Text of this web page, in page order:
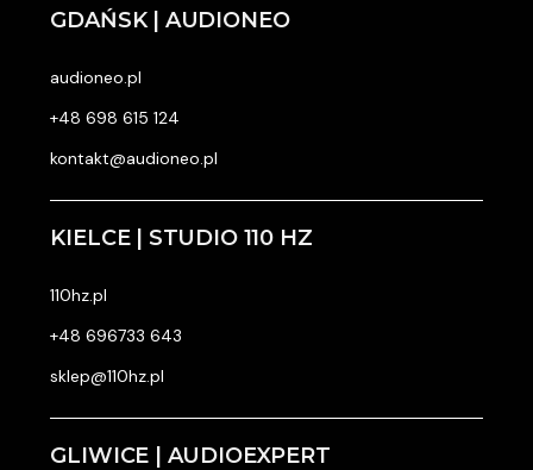
GDAŃSK | AUDIONEO
audioneo.pl
+48 698 615 124
kontakt@audioneo.pl
KIELCE | STUDIO 110 HZ
110hz.pl
+48 696733 643
sklep@110hz.pl
GLIWICE | AUDIOEXPERT